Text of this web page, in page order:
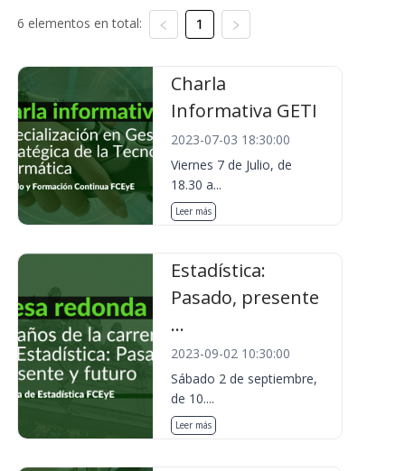
6 elementos en total: 1
Charla
Informativa GETI
2023-07-03 18:30:00
Viernes 7 de Julio, de
18.30 a...
Leer más
Estadística:
Pasado, presente
...
2023-09-02 10:30:00
Sábado 2 de septiembre,
de 10....
Leer más